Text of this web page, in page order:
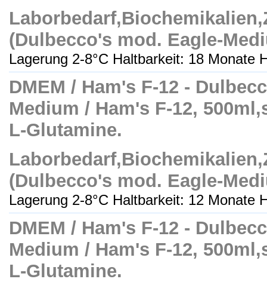
(Dulbecco's mod. Eagle-
Lagerung 2-8°C Haltbarkeit: 18 Monate
DMEM / Ham's F-12 -
Medium / Ham's F-12,
L-Glutamine.
(Dulbecco's mod. Eagle-
Lagerung 2-8°C Haltbarkeit: 12 Monate
DMEM / Ham's F-12 -
Medium / Ham's F-12,
L-Glutamine.